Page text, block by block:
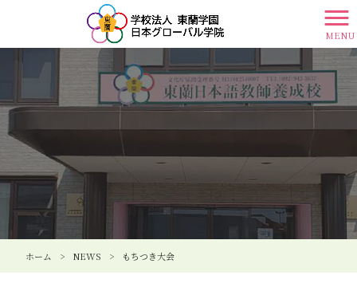
MENU
ホーム > NEWS > もちつき大会